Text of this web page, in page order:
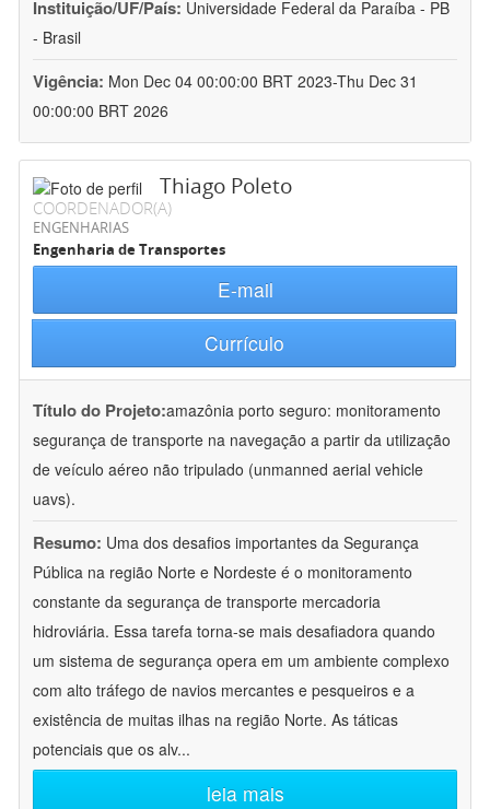
Instituição/UF/País: Universidade Federal da Paraíba - PB
- Brasil
Vigência: Mon Dec 04 00:00:00 BRT 2023-Thu Dec 31
00:00:00 BRT 2026
Thiago Poleto
COORDENADOR(A)
ENGENHARIAS
Engenharia de Transportes
E-mail
Currículo
Título do Projeto:amazônia porto seguro: monitoramento
segurança de transporte na navegação a partir da utilização
de veículo aéreo não tripulado (unmanned aerial vehicle
uavs).
Resumo: Uma dos desafios importantes da Segurança
Pública na região Norte e Nordeste é o monitoramento
constante da segurança de transporte mercadoria
hidroviária. Essa tarefa torna-se mais desafiadora quando
um sistema de segurança opera em um ambiente complexo
com alto tráfego de navios mercantes e pesqueiros e a
existência de muitas ilhas na região Norte. As táticas
potenciais que os alv...
leia mais